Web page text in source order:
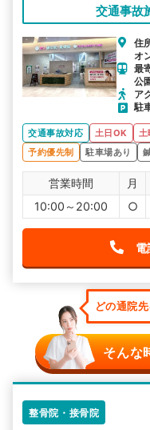
交通事故
住
オ
最
公
ア
駐
交通事故対応 土日OK
予約優先制
駐車場あり
営業時間 月
10:00～20:00
○
電
どの通院
そんな
整骨院・接骨院